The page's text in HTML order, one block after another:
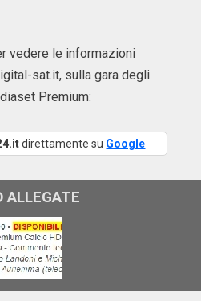
vedere le informazioni
sat.it, sulla gara degli
Premium:
direttamente su Google
ALLEGATE